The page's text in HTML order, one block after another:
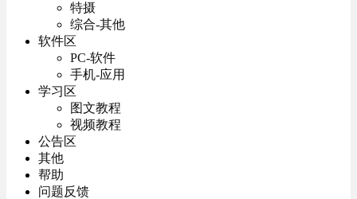
特摄
综合-其他
软件区
PC-软件
手机-应用
学习区
图文教程
视频教程
公告区
其他
帮助
问题反馈